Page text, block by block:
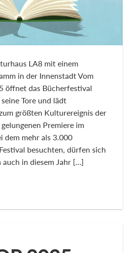
LA8 mit einem
in der Innenstadt Vom
öffnet das Bücherfestival
Tore und lädt
größten Kulturereignis der
Premiere im
dem mehr als 3.000
besuchten, dürfen sich
in diesem Jahr […]